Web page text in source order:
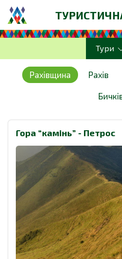
Тури
Рахівщина Рахів
Гора “камінь” - Петрос